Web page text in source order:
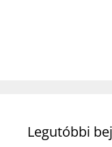
Legutóbbi